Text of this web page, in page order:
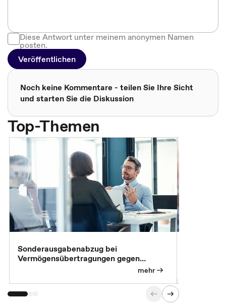
Diese Antwort unter meinem anonymen Namen
posten.
Veröffentlichen
Noch keine Kommentare - teilen Sie Ihre Sicht
und starten Sie die Diskussion
Top-Themen
Sonderausgabenabzug bei
Vermögensübertragungen gegen
mehr